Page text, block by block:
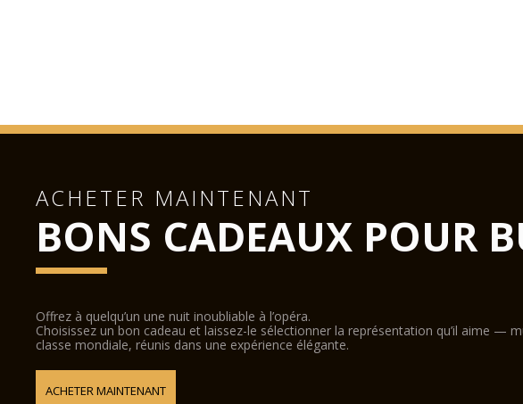
ACHETER MAINTENANT
BONS CADEAUX POUR
Offrez à quelqu’un une nuit inoubliable à l’opéra.
Choisissez un bon cadeau et laissez-le sélectionner la représentation qu’il aime —
classe mondiale, réunis dans une expérience élégante.
ACHETER MAINTENANT